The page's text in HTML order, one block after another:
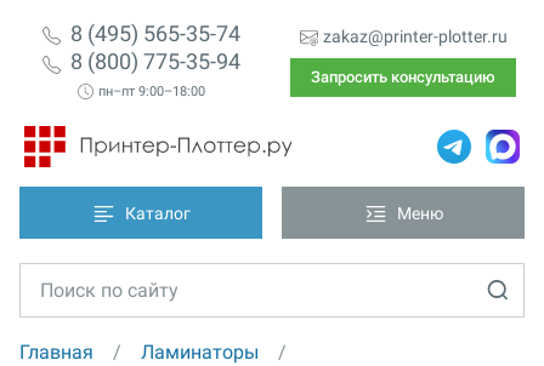
8 (495) 565-35-74
8 (800) 775-35-94
пн–пт 9:00–18:00
zakaz@printer-plotter.ru
Запросить консультацию
Каталог Меню
Главная
Ламинаторы